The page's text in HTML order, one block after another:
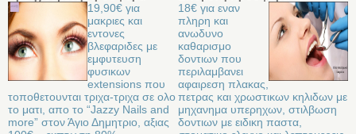
19,90€ για
μακριες και
εντονες
βλεφαριδες με
εμφυτευση
φυσικων
extensions που
τοποθετουνται τριχα-τριχα σε ολο
το ματι, απο το “Jazzy Nails and
more” στον Άγιο Δημητριο, αξιας
18€ για εναν
πληρη και
ανωδυνο
καθαρισμο
δοντιων που
περιλαμβανει
αφαιρεση πλακας,
πετρας και χρωστικων κηλιδων με
μηχανημα υπερηχων, στιλβωση
δοντιων με ειδικη παστα,